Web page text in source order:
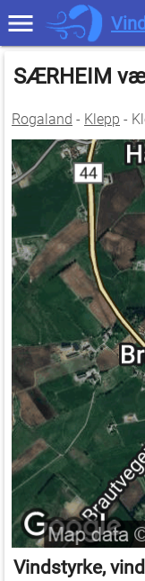
SÆRHEIM
Rogaland - Klepp -
Vindstyrke,